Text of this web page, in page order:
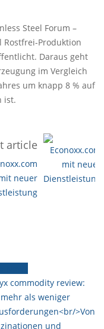
Steel Forum –
Rostfrei-Produktion
Daraus geht
im Vergleich
um knapp 8 % auf
ist.
article
neuer